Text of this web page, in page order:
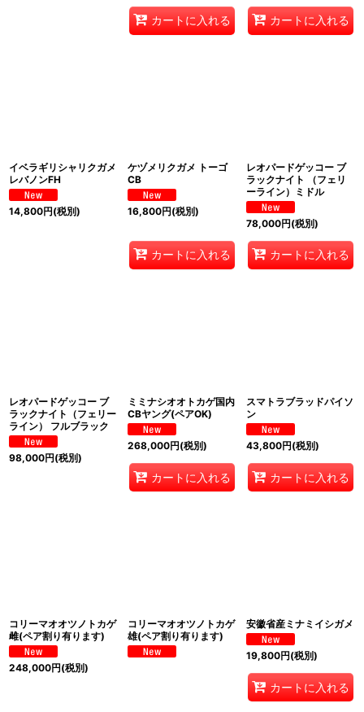
カートに入れる カートに入れる
イベラギリシャリクガメ
レバノンFH
14,800円(税別)
ケヅメリクガメ トーゴ
CB
16,800円(税別)
カートに入れる
レオパードゲッコー ブ
ラックナイト （フェリ
ーライン）ミドル
78,000円(税別)
カートに入れる
レオパードゲッコー ブ
ラックナイト（フェリー
ライン） フルブラック
98,000円(税別)
ミミナシオオトカゲ国内
CBヤング(ペアOK)
268,000円(税別)
カートに入れる
スマトラブラッドパイソ
ン
43,800円(税別)
カートに入れる
コリーマオオツノトカゲ
雌(ペア割り有ります)
248,000円(税別)
コリーマオオツノトカゲ
雄(ペア割り有ります)
安徽省産ミナミイシガメ
19,800円(税別)
カートに入れる